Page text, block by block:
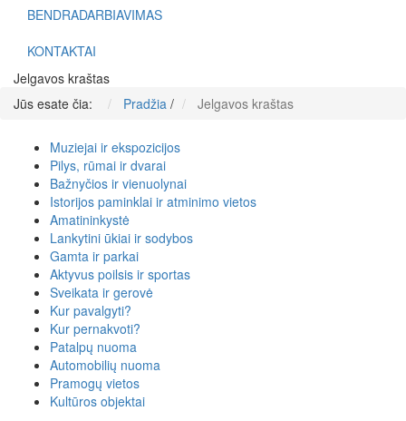
BENDRADARBIAVIMAS
KONTAKTAI
Jelgavos kraštas
Jūs esate čia:
Pradžia / Jelgavos kraštas
Muziejai ir ekspozicijos
Pilys, rūmai ir dvarai
Bažnyčios ir vienuolynai
Istorijos paminklai ir atminimo vietos
Amatininkystė
Lankytini ūkiai ir sodybos
Gamta ir parkai
Aktyvus poilsis ir sportas
Sveikata ir gerovė
Kur pavalgyti?
Kur pernakvoti?
Patalpų nuoma
Automobilių nuoma
Pramogų vietos
Kultūros objektai